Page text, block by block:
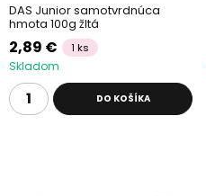
DAS Junior samotvrdnúca
hmota 100g žltá
2,89 € 1 ks
Skladom
DO KOŠÍKA